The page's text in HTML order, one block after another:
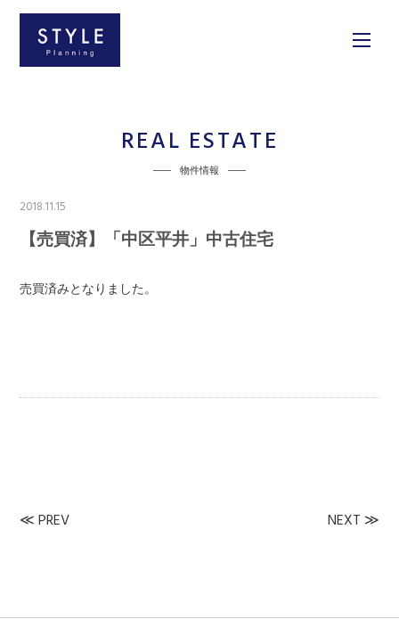
REAL ESTATE
物件情報
2018.11.15
【売買済】「中区平井」中古住宅
売買済みとなりました。
≪PREV NEXT ≫